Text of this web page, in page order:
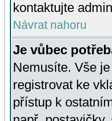
kontaktujte
Návrat nahoru
Je vůbec
Nemusíte. Vše
registrovat ke
přístup k